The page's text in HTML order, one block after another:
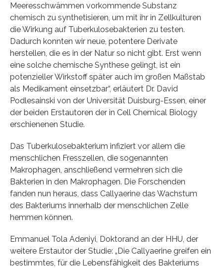
Meeresschwämmen vorkommende Substanz
chemisch zu synthetisieren, um mit ihr in Zellkulturen
die Wirkung auf Tuberkulosebakterien zu testen.
Dadurch konnten wir neue, potentere Derivate
herstellen, die es in der Natur so nicht gibt. Erst wenn
eine solche chemische Synthese gelingt, ist ein
potenzieller Wirkstoff später auch im großen Maßstab
als Medikament einsetzbar“, erläutert Dr. David
Podlesainski von der Universität Duisburg-Essen, einer
der beiden Erstautoren der in Cell Chemical Biology
erschienenen Studie.
Das Tuberkulosebakterium infiziert vor allem die
menschlichen Fresszellen, die sogenannten
Makrophagen, anschließend vermehren sich die
Bakterien in den Makrophagen. Die Forschenden
fanden nun heraus, dass Callyaerine das Wachstum
des Bakteriums innerhalb der menschlichen Zelle
hemmen können.
Emmanuel Tola Adeniyi, Doktorand an der HHU, der
weitere Erstautor der Studie: „Die Callyaerine greifen ein
bestimmtes, für die Lebensfähigkeit des Bakteriums